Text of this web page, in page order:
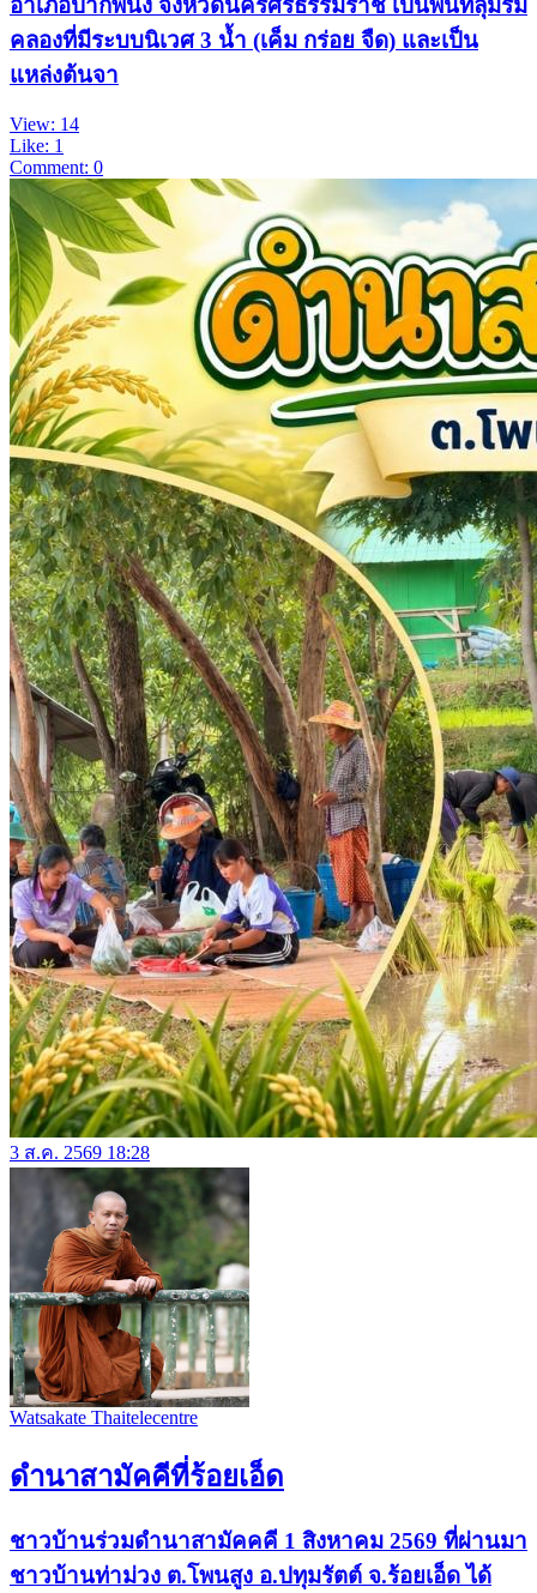
คลองที่มีระบบนิเวศ 3 น้ำ (เค็ม กร่อย จืด) และเป็น
แหล่งต้นจา
View: 14
Like: 1
Comment: 0
3 ส.ค. 2569 18:28
Watsakate Thaitelecentre
ดำนาสามัคคีที่ร้อยเอ็ด
ชาวบ้านร่วมดำนาสามัคคคี 1 สิงหาคม 2569 ที่ผ่านมา
ชาวบ้านท่าม่วง ต.โพนสูง อ.ปทุมรัตต์ จ.ร้อยเอ็ด ได้